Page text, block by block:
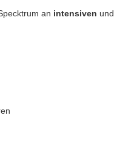
an intensiven und